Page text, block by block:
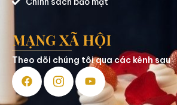
MẠNG XÃ HỘI
Theo dõi chúng tôi qua các kênh sau